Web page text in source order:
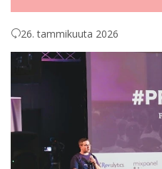
26. tammikuuta 2026